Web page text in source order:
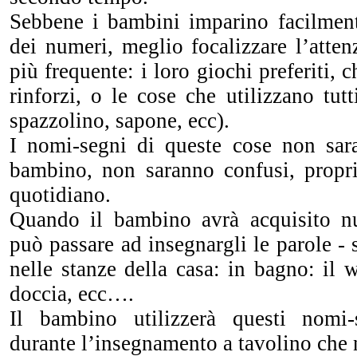
Sebbene i bambini imparino
dei numeri, meglio focalizzare
più frequente: i loro giochi preferiti,
rinforzi, o le cose che utilizzano
spazzolino, sapone, ecc).
I nomi-segni di queste cose non
bambino, non saranno confusi,
quotidiano.
Quando il bambino avrà acquisito
può passare ad insegnargli le parole
nelle stanze della casa: in bagno: il
doccia, ecc….
Il bambino utilizzerà questi
durante l’insegnamento a tavolino